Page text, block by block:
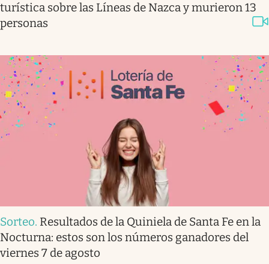
turística sobre las Líneas de Nazca y murieron 13
personas
Sorteo. Resultados de la Quiniela de Santa Fe en la
Nocturna: estos son los números ganadores del
viernes 7 de agosto